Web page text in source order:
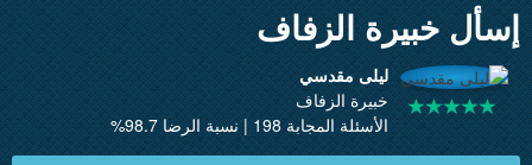
إسأل خبيرة الزفاف
ليلى مقدسي
خبيرة الزفاف
الأسئلة المجابة 198 | نسبة الرضا 98.7%